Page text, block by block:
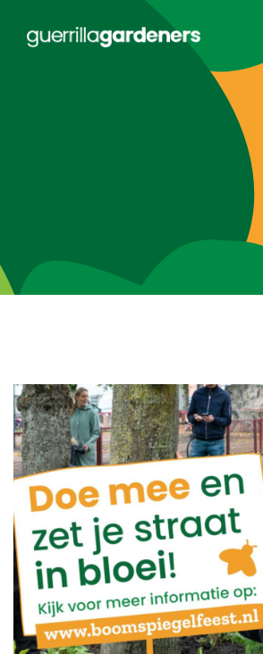
Webshop
Workshops
Tips & Inspiratie
Op de kaart
Brigades
Blog
Over ons
Contact